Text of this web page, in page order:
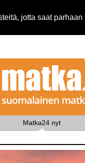
jotta saat
Matka24 nyt